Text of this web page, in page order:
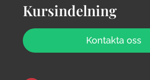
Kursindelning
Kontakta oss